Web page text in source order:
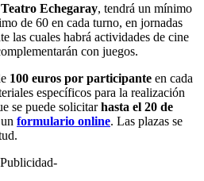
Teatro Echegaray, tendrá un mínimo
de 60 en cada turno, en jornadas
las cuales habrá actividades de cine
con juegos.
100 euros por participante en cada
específicos para la realización
se puede solicitarhasta el 20 de
formulario online. Las plazas se